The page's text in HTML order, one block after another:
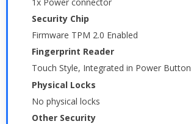
Security Chip
Firmware TPM 2.0 Enabled
Fingerprint Reader
Touch Style, Integrated in Power Button
Physical Locks
No physical locks
Other Security